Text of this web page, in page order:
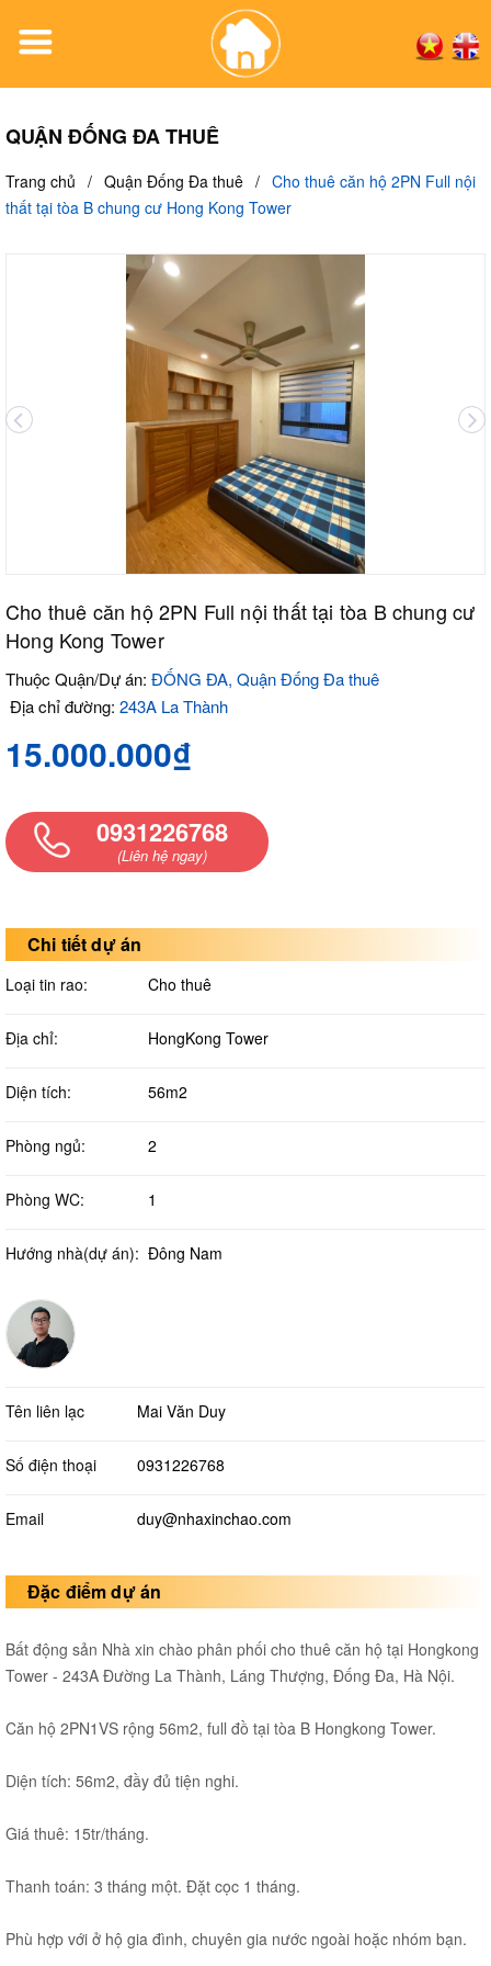
QUẬN ĐỐNG ĐA THUÊ
Trang chủ / Quận Đống Đa thuê / Cho thuê căn hộ 2PN Full nội
thất tại tòa B chung cư Hong Kong Tower
Cho thuê căn hộ 2PN Full nội thất tại tòa B chung cư
Hong Kong Tower
Thuộc Quận/Dự án: ĐỐNG ĐA, Quận Đống Đa thuê
Địa chỉ đường: 243A La Thành
15.000.000₫
0931226768
(Liên hệ ngay)
Chi tiết dự án
Loại tin rao: Cho thuê
Địa chỉ: HongKong Tower
Diện tích: 56m2
Phòng ngủ: 2
Phòng WC: 1
Hướng nhà(dự án): Đông Nam
Tên liên lạc Mai Văn Duy
Số điện thoại 0931226768
Email duy@nhaxinchao.com
Đặc điểm dự án
Bất động sản Nhà xin chào phân phối cho thuê căn hộ tại Hongkong
Tower - 243A Đường La Thành, Láng Thượng, Đống Đa, Hà Nội.
Căn hộ 2PN1VS rộng 56m2, full đồ tại tòa B Hongkong Tower.
Diện tích: 56m2, đầy đủ tiện nghi.
Giá thuê: 15tr/tháng.
Thanh toán: 3 tháng một. Đặt cọc 1 tháng.
Phù hợp với ở hộ gia đình, chuyên gia nước ngoài hoặc nhóm bạn.